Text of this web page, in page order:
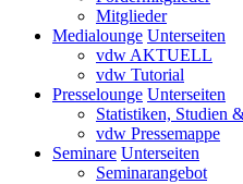
Mitglieder
Medialounge Unterseiten
vdw AKTUELL
vdw Tutorial
Presselounge Unterseiten
Statistiken, Studien
vdw Pressemappe
Seminare Unterseiten
Seminarangebot